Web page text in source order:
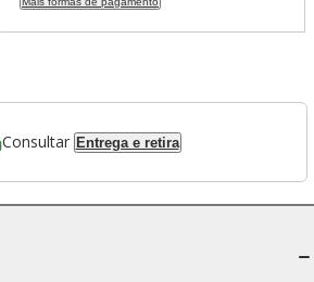
Consultar Entrega e retira